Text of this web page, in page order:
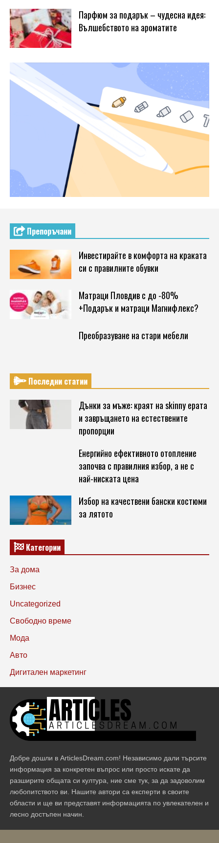
Парфюм за подарък – чудесна идея:
Вълшебството на ароматите
Препоръчани
Инвестирайте в комфорта на краката
си с правилните обувки
Матраци Пловдив с до -80%
+Подарък и матраци Магнифлекс?
Преобразуване на стари мебели
Последни статии
Дънки за мъже: краят на skinny ерата
и завръщането на естествените
пропорции
Енергийно ефективното отопление
започва с правилния избор, а не с
най-ниската цена
Избор на качествени бански костюми
за лятото
Категории
За дома
Бизнес
Uncategorized
Свободно време
Мода
Авто
Дигитален маркетинг
Добре дошли в ArticlesDream.com! Независимо дали търсите
информация за конкретен въпрос или просто искате да
разширите общата си култура, ние сме тук, за да задоволим
любопитството ви. Нашите автори са експерти в своите
области и ще ви представят информацията по увлекателен и
лесно достъпен начин.